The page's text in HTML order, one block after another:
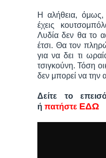
Η αλήθεια, όμως,
έχεις
Λυδία δεν θα το
έτσι. Θα τον
για να δει τι
τσιγκούνη. Τόση
δεν μπορεί να την
Δείτε το
ή πατήστε ΕΔΩ